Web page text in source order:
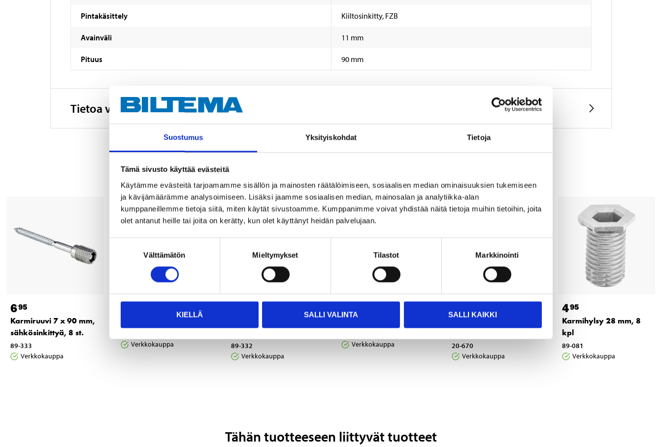
Suostumus Yksityiskohdat Tietoja
Tämä sivusto käyttää evästeitä
Käytämme evästeitä tarjoamamme sisällön ja mainosten räätälöimiseen, sosiaalisen median ominaisuuksien tukemiseen
ja kävijämäärämme analysoimiseen. Lisäksi jaamme sosiaalisen median, mainosalan ja analytiikka-alan
kumppaneillemme tietoja siitä, miten käytät sivustoamme. Kumppanimme voivat yhdistää näitä tietoja muihin tietoihin, joita
olet antanut heille tai joita on kerätty, kun olet käyttänyt heidän palvelujaan.
Välttämätön Mieltymykset Tilastot Markkinointi
KIELLÄ SALLI VALINTA SALLI KAIKKI
Pintakäsittely Kiiltosinkitty, FZB
Avainväli 11 mm
Pituus 90 mm
Tietoa valmistajasta
695
Karmiruuvi 7 x 90 mm,
sähkösinkittyä, 8 st.
89-333
Verkkokauppa
17
Karmiruuvipora
Verkkokauppa
Karmiruuvi 7 x 70 mm,
89-332
Verkkokauppa
6
T-avain
Verkkokauppa
2
Peitetulppa
20-670
Verkkokauppa
495
Karmihylsy 28 mm, 8
kpl
89-081
Verkkokauppa
Tähän tuotteeseen liittyvät tuotteet